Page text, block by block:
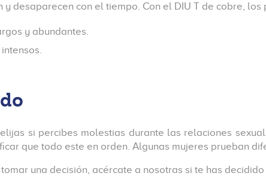
desaparecen con el tiempo. Con el DIU T de cobre,
y abundantes.
si percibes molestias durante las relaciones
que todo este en orden. Algunas mujeres prueban
una decisión, acércate a nosotras si te has